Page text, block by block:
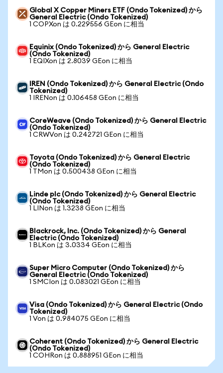
Global X Copper Miners ETF (Ondo Tokenized) から
General Electric (Ondo Tokenized)
1 COPXon は 0.229556 GEon に相当
Equinix (Ondo Tokenized) から General Electric
(Ondo Tokenized)
1 EQIXon は 2.8039 GEon に相当
IREN (Ondo Tokenized) から General Electric (Ondo
Tokenized)
1 IRENon は 0.106458 GEon に相当
CoreWeave (Ondo Tokenized) から General Electric
(Ondo Tokenized)
1 CRWVon は 0.242721 GEon に相当
Toyota (Ondo Tokenized) から General Electric
(Ondo Tokenized)
1 TMon は 0.500438 GEon に相当
Linde plc (Ondo Tokenized) から General Electric
(Ondo Tokenized)
1 LINon は 1.3238 GEon に相当
Blackrock, Inc. (Ondo Tokenized) から General
Electric (Ondo Tokenized)
1 BLKon は 3.0334 GEon に相当
Super Micro Computer (Ondo Tokenized) から
General Electric (Ondo Tokenized)
1 SMCIon は 0.083021 GEon に相当
Visa (Ondo Tokenized) から General Electric (Ondo
Tokenized)
1 Von は 0.984075 GEon に相当
Coherent (Ondo Tokenized) から General Electric
(Ondo Tokenized)
1 COHRon は 0.888951 GEon に相当